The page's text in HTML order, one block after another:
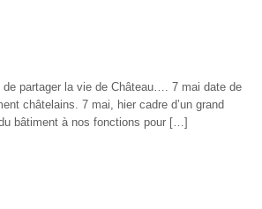
de partager la vie de Château…. 7 mai date de
châtelains. 7 mai, hier cadre d’un grand
bâtiment à nos fonctions pour […]